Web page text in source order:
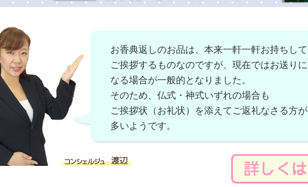
お香典返しのお品は、本来一軒一軒お持ちして
ご挨拶するものなのですが、現在ではお送りに
なる場合が一般的となりました。
そのため、仏式・神式いずれの場合も
ご挨拶状（お礼状）を添えてご返礼なさる方が
多いようです。